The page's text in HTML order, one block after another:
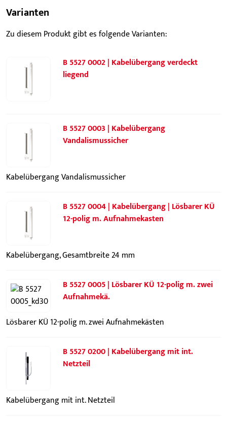
Varianten
Zu diesem Produkt gibt es folgende Varianten:
B 5527 0002 | Kabelübergang verdeckt
liegend
B 5527 0003 | Kabelübergang
Vandalismussicher
Kabelübergang Vandalismussicher
B 5527 0004 | Kabelübergang | Lösbarer KÜ
12-polig m. Aufnahmekasten
Kabelübergang, Gesamtbreite 24 mm
B 5527 0005 | Lösbarer KÜ 12-polig m. zwei
Aufnahmekä.
Lösbarer KÜ 12-polig m. zwei Aufnahmekästen
B 5527 0200 | Kabelübergang mit int.
Netzteil
Kabelübergang mit int. Netzteil